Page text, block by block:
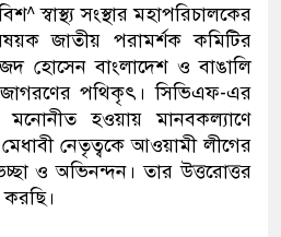
স্বাস্থ্য সংস্থার মহাপরিচালকের
জাতীয় পরামর্শক কমিটির
হোসেন বাংলাদেশ ও বাঙালি
পথিকৃৎ। সিভিএফ-এর
মনোনীত হওয়ায় মানবকল্যাণে
নেতৃত্বকে আওয়ামী লীগের
ও অভিনন্দন। তার উত্তরোত্তর